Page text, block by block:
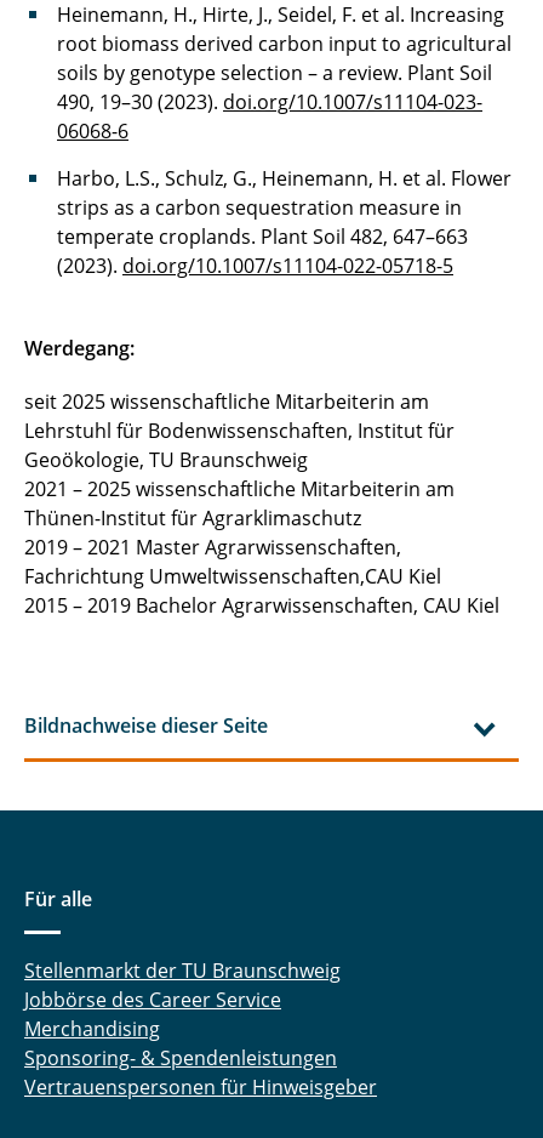
Heinemann, H., Hirte, J., Seidel, F. et al. Increasing
root biomass derived carbon input to agricultural
soils by genotype selection – a review. Plant Soil
490, 19–30 (2023). doi.org/10.1007/s11104-023-
06068-6
Harbo, L.S., Schulz, G., Heinemann, H. et al. Flower
strips as a carbon sequestration measure in
temperate croplands. Plant Soil 482, 647–663
(2023). doi.org/10.1007/s11104-022-05718-5
Werdegang:
seit 2025 wissenschaftliche Mitarbeiterin am
Lehrstuhl für Bodenwissenschaften, Institut für
Geoökologie, TU Braunschweig
2021 – 2025 wissenschaftliche Mitarbeiterin am
Thünen-Institut für Agrarklimaschutz
2019 – 2021 Master Agrarwissenschaften,
Fachrichtung Umweltwissenschaften,CAU Kiel
2015 – 2019 Bachelor Agrarwissenschaften, CAU Kiel
Bildnachweise dieser Seite
Für alle
Stellenmarkt der TU Braunschweig
Jobbörse des Career Service
Merchandising
Sponsoring- & Spendenleistungen
Vertrauenspersonen für Hinweisgeber